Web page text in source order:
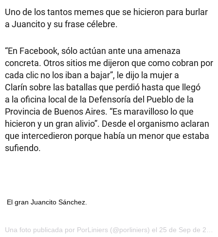
Uno de los tantos memes que se hicieron para burlar
a Juancito y su frase célebre.
“En Facebook, sólo actúan ante una amenaza
concreta. Otros sitios me dijeron que como cobran por
cada clic no los iban a bajar”, le dijo la mujer a
Clarín sobre las batallas que perdió hasta que llegó
a la oficina local de la Defensoría del Pueblo de la
Provincia de Buenos Aires. “Es maravilloso lo que
hicieron y un gran alivio”. Desde el organismo aclaran
que intercedieron porque había un menor que estaba
sufiendo.
El gran Juancito Sánchez.
Una foto publicada por PorLiniers (@porliniers) el 25 de Sep de 2015 a la(s) 6:42 PDT